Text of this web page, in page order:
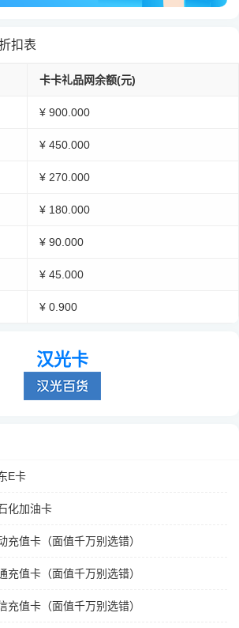
扣表
卡卡礼品网余额(元)
¥ 900.000
¥ 450.000
¥ 270.000
¥ 180.000
¥ 90.000
¥ 45.000
¥ 0.900
汉光卡
E卡
化加油卡
充值卡（面值千万别选错）
充值卡（面值千万别选错）
充值卡（面值千万别选错）